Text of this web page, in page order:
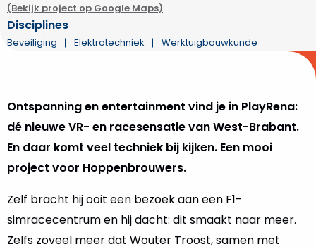
(Bekijk project op Google Maps)
Disciplines
Beveiliging Elektrotechniek Werktuigbouwkunde
Ontspanning en entertainment vind je in PlayRena:
dé nieuwe VR- en racesensatie van West-Brabant.
En daar komt veel techniek bij kijken. Een mooi
project voor Hoppenbrouwers.
Zelf bracht hij ooit een bezoek aan een F1-
simracecentrum en hij dacht: dit smaakt naar meer.
Zelfs zoveel meer dat Wouter Troost, samen met